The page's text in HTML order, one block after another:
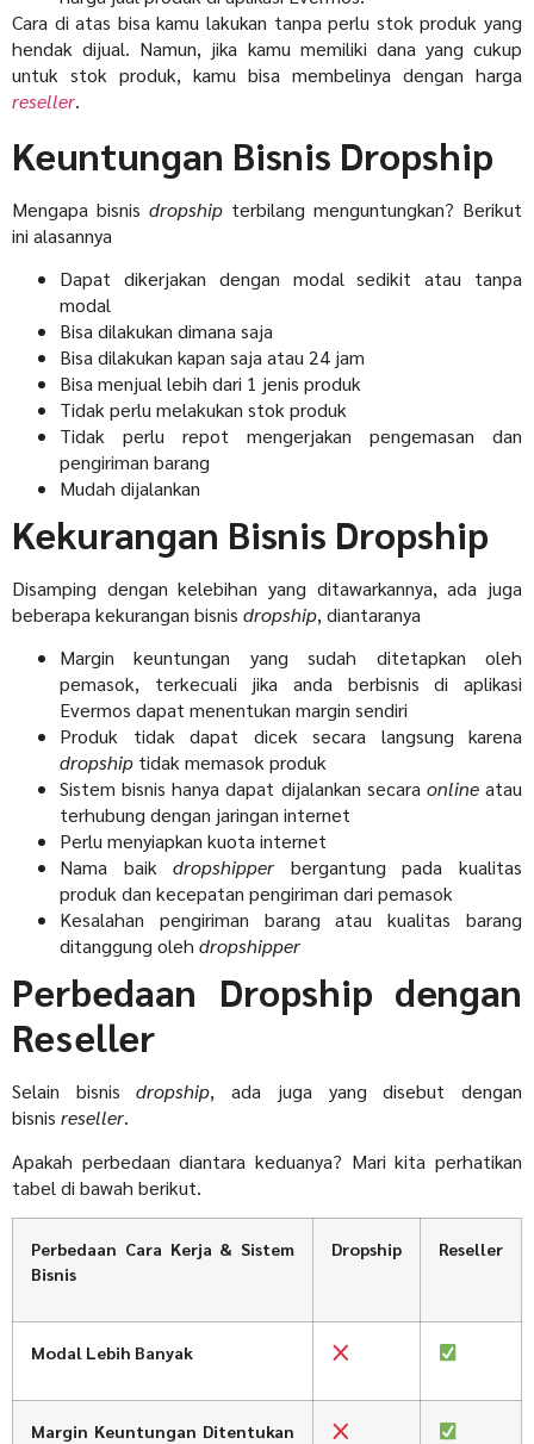
Cara di atas bisa kamu lakukan tanpa perlu stok produk yang
hendak dijual. Namun, jika kamu memiliki dana yang cukup
untuk stok produk, kamu bisa membelinya dengan harga
reseller.
Keuntungan Bisnis Dropship
Mengapa bisnis dropship terbilang menguntungkan? Berikut
ini alasannya
Dapat dikerjakan dengan modal sedikit atau tanpa
modal
Bisa dilakukan dimana saja
Bisa dilakukan kapan saja atau 24 jam
Bisa menjual lebih dari 1 jenis produk
Tidak perlu melakukan stok produk
Tidak perlu repot mengerjakan pengemasan dan
pengiriman barang
Mudah dijalankan
Kekurangan Bisnis Dropship
Disamping dengan kelebihan yang ditawarkannya, ada juga
beberapa kekurangan bisnis dropship, diantaranya
Margin keuntungan yang sudah ditetapkan oleh
pemasok, terkecuali jika anda berbisnis di aplikasi
Evermos dapat menentukan margin sendiri
Produk tidak dapat dicek secara langsung karena
dropship tidak memasok produk
Sistem bisnis hanya dapat dijalankan secara onlineatau
terhubung dengan jaringan internet
Perlu menyiapkan kuota internet
Nama baikdropshipper bergantung pada kualitas
produk dan kecepatan pengiriman dari pemasok
Kesalahan pengiriman barang atau kualitas barang
ditanggung oleh dropshipper
Perbedaan Dropship dengan
Reseller
Selain bisnisdropship, ada juga yang disebut dengan
bisnis reseller.
Apakah perbedaan diantara keduanya? Mari kita perhatikan
tabel di bawah berikut.
Perbedaan Cara Kerja & Sistem
Bisnis
Dropship Reseller
Modal Lebih Banyak
Margin Keuntungan Ditentukan